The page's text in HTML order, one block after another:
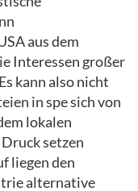
aus dem
Interessen großer
kann also nicht
in spe sich von
lokalen
setzen
liegen den
alternative